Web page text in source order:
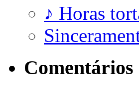
♪ Horas
Comentários